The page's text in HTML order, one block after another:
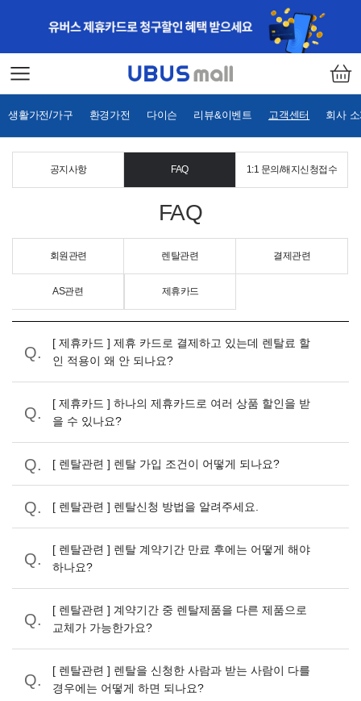
생활가전/가구 환경가전 다이슨 리뷰&이벤트 고객센터 회사
공지사항 FAQ 1:1 문의/해지신청접수
FAQ
회원관련 렌탈관련 결제관련
AS관련 제휴카드
[ 제휴카드 ] 제휴 카드로 결제하고 있는데 렌탈료 할
인 적용이 왜 안 되나요?
[ 제휴카드 ] 하나의 제휴카드로 여러 상품 할인을 받
을 수 있나요?
[ 렌탈관련 ] 렌탈 가입 조건이 어떻게 되나요?
[ 렌탈관련 ] 렌탈신청 방법을 알려주세요.
[ 렌탈관련 ] 렌탈 계약기간 만료 후에는 어떻게 해야
하나요?
[ 렌탈관련 ] 계약기간 중 렌탈제품을 다른 제품으로
교체가 가능한가요?
[ 렌탈관련 ] 렌탈을 신청한 사람과 받는 사람이 다를
경우에는 어떻게 하면 되나요?